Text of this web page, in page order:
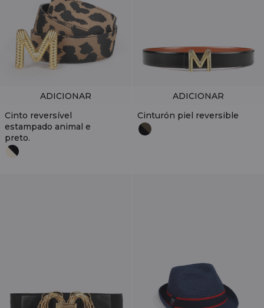
Cinto reversível
estampado animal e
preto.
ADICIONAR
Cinturón piel reversible
ADICIONAR